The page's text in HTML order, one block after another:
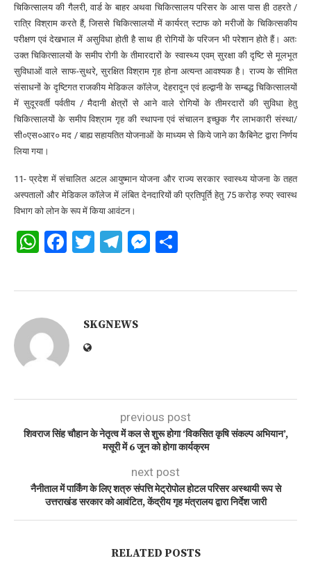
चिकित्सालय की गैलरी, वार्ड के बाहर अथवा चिकित्सालय परिसर के आस पास ही ठहरते /
रात्रि विश्राम करते हैं, जिससे चिकित्सालयों में कार्यरत् स्टाफ को मरीजों के चिकित्सकीय
परीक्षण एवं देखभाल में असुविधा होती है साथ ही रोगियों के परिजन भी परेशान होते हैं। अतः
उक्त चिकित्सालयों के समीप रोगी के तीमारदारों के स्वास्थ्य एवम् सुरक्षा की दृष्टि से मूलभूत
सुविधाओं वाले साफ-सुथरे, सुरक्षित विश्राम गृह होना अत्यन्त आवश्यक है। राज्य के सीमित
संसाधनों के दृष्टिगत राजकीय मेडिकल कॉलेज, देहरादून एवं हल्द्वानी के सम्बद्ध चिकित्सालयों
में सुदूरवर्ती पर्वतीय / मैदानी क्षेत्रों से आने वाले रोगियों के तीमरदारों की सुविधा हेतु
चिकित्सालयों के समीप विश्राम गृह की स्थापना एवं संचालन इच्छुक गैर लाभकारी संस्था/
सी०एस०आर० मद / बाह्य सहायतित योजनाओं के माध्यम से किये जाने का कैबिनेट द्वारा निर्णय
लिया गया।
11- प्रदेश में संचालित अटल आयुष्मान योजना और राज्य सरकार स्वास्थ्य योजना के तहत
अस्पतालों और मेडिकल कॉलेज में लंबित देनदारियों की प्रतिपूर्ति हेतु 75 करोड़ रुपए स्वास्थ
विभाग को लोन के रूप में किया आवंटन।
WhatsApp
Facebook
Twitter
Telegram
Messenger
SKGNEWS
previous post
शिवराज सिंह चौहान के नेतृत्व में कल से शुरू होगा ‘विकसित कृषि संकल्प अभियान’,
मसूरी में 6 जून को होगा कार्यक्रम
next post
नैनीताल में पार्किंग के लिए शत्रु संपत्ति मेट्रोपोल होटल परिसर अस्थायी रूप से
उत्तराखंड सरकार को आवंटित, केंद्रीय गृह मंत्रालय द्वारा निर्देश जारी
RELATED POSTS